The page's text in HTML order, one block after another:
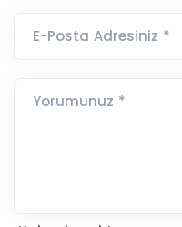
E-Posta Adresiniz *
Yorumunuz *